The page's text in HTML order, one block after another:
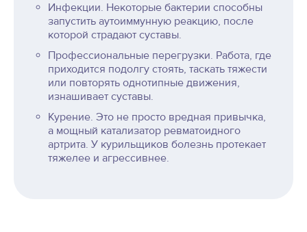
Инфекции. Некоторые бактерии способны
запустить аутоиммунную реакцию, после
которой страдают суставы.
Профессиональные перегрузки. Работа, где
приходится подолгу стоять, таскать тяжести
или повторять однотипные движения,
изнашивает суставы.
Курение. Это не просто вредная привычка,
а мощный катализатор ревматоидного
артрита. У курильщиков болезнь протекает
тяжелее и агрессивнее.